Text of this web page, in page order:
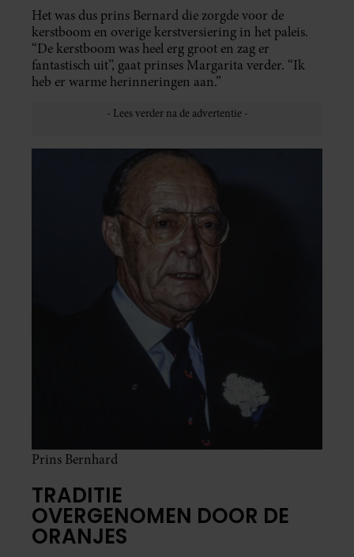
Het was dus prins Bernard die zorgde voor de
kerstboom en overige kerstversiering in het paleis.
“De kerstboom was heel erg groot en zag er
fantastisch uit”, gaat prinses Margarita verder. “Ik
heb er warme herinneringen aan.”
Prins Bernhard
TRADITIE
OVERGENOMEN DOOR DE
ORANJES